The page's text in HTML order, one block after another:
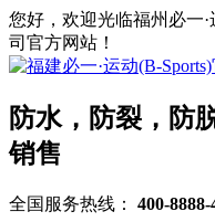
您好，欢迎光临福州必一
司官方网站！
防水，防裂，防
销售
全国服务热线： 400-8888-